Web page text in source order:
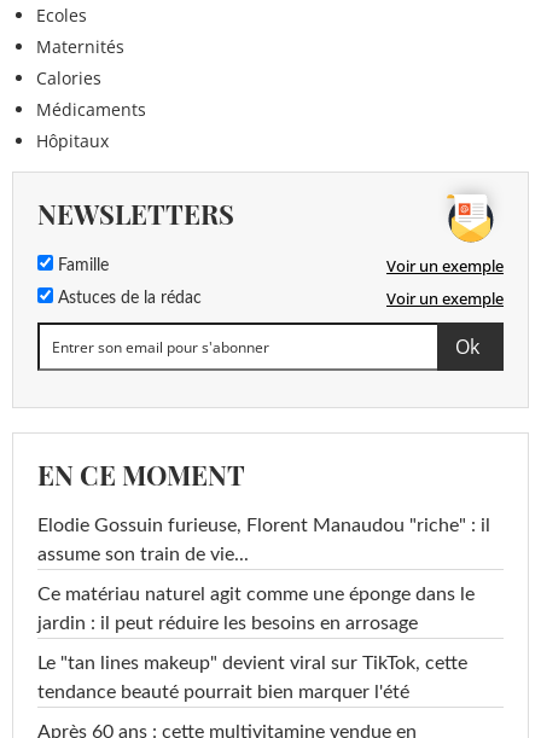
Ecoles
Maternités
Calories
Médicaments
Hôpitaux
NEWSLETTERS
Famille Voir un exemple
Astuces de la rédac Voir un exemple
EN CE MOMENT
Elodie Gossuin furieuse, Florent Manaudou "riche" : il
assume son train de vie...
Ce matériau naturel agit comme une éponge dans le
jardin : il peut réduire les besoins en arrosage
Le "tan lines makeup" devient viral sur TikTok, cette
tendance beauté pourrait bien marquer l'été
Après 60 ans : cette multivitamine vendue en